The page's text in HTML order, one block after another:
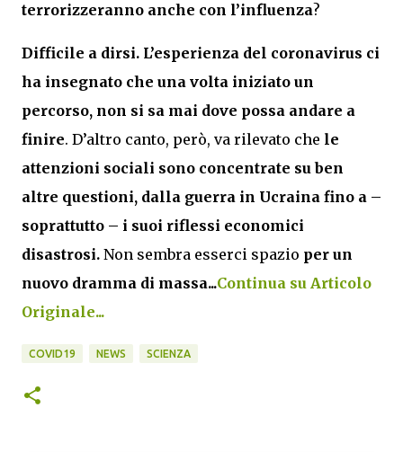
terrorizzeranno anche con l’influenza?
Difficile a dirsi. L’esperienza del coronavirus ci
ha insegnato che una volta iniziato un
percorso, non si sa mai dove possa andare a
finire. D’altro canto, però, va rilevato che le
attenzioni sociali sono concentrate su ben
altre questioni, dalla guerra in Ucraina fino a –
soprattutto – i suoi riflessi economici
disastrosi. Non sembra esserci spazio per un
nuovo dramma di massa...Continua su Articolo
Originale...
COVID19 NEWS SCIENZA